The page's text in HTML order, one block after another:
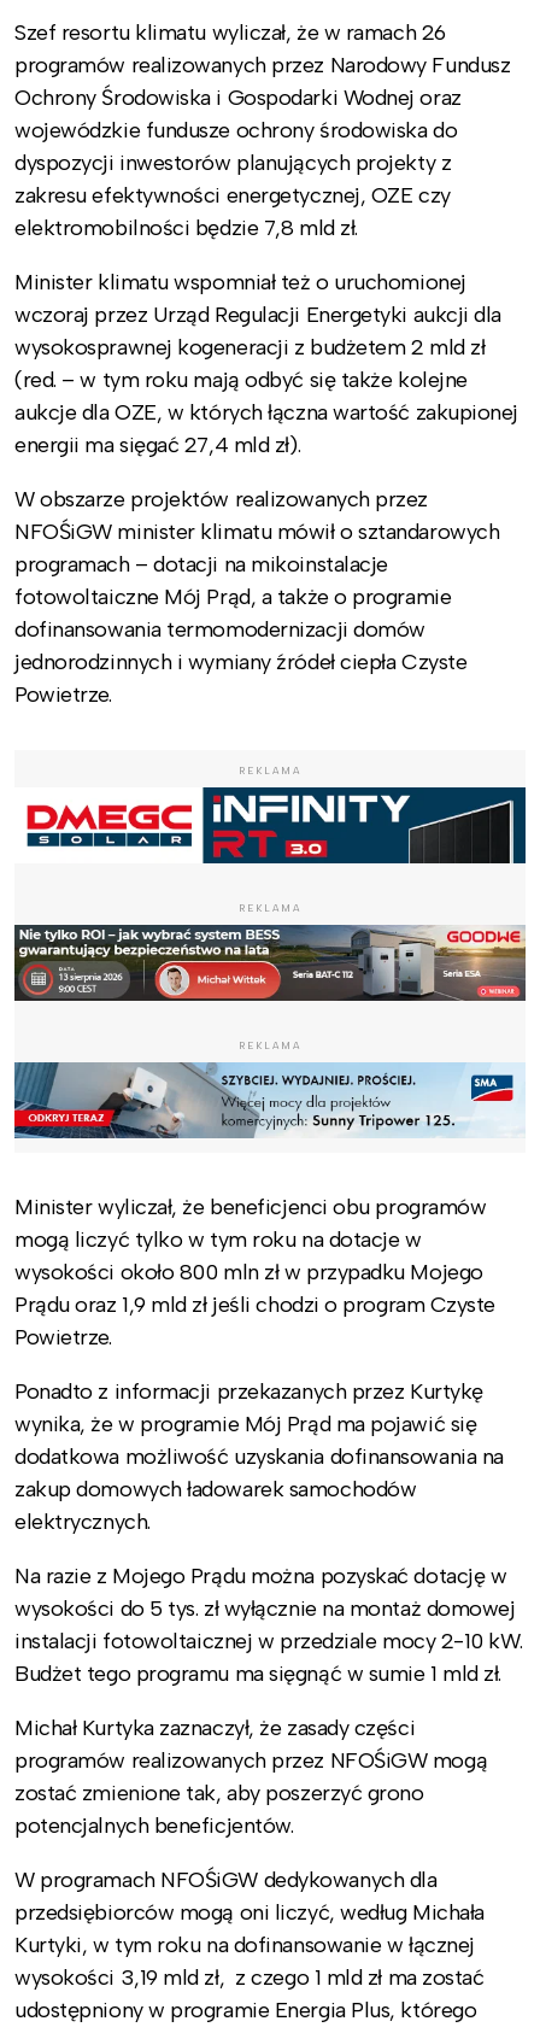
Szef resortu klimatu wyliczał, że w ramach 26
programów realizowanych przez Narodowy Fundusz
Ochrony Środowiska i Gospodarki Wodnej oraz
wojewódzkie fundusze ochrony środowiska do
dyspozycji inwestorów planujących projekty z
zakresu efektywności energetycznej, OZE czy
elektromobilności będzie 7,8 mld zł.
Minister klimatu wspomniał też o uruchomionej
wczoraj przez Urząd Regulacji Energetyki aukcji dla
wysokosprawnej kogeneracji z budżetem 2 mld zł
(red. – w tym roku mają odbyć się także kolejne
aukcje dla OZE, w których łączna wartość zakupionej
energii ma sięgać 27,4 mld zł).
W obszarze projektów realizowanych przez
NFOŚiGW minister klimatu mówił o sztandarowych
programach – dotacji na mikoinstalacje
fotowoltaiczne Mój Prąd, a także o programie
dofinansowania termomodernizacji domów
jednorodzinnych i wymiany źródeł ciepła Czyste
Powietrze.
REKLAMA
REKLAMA
REKLAMA
Minister wyliczał, że beneficjenci obu programów
mogą liczyć tylko w tym roku na dotacje w
wysokości około 800 mln zł w przypadku Mojego
Prądu oraz 1,9 mld zł jeśli chodzi o program Czyste
Powietrze.
Ponadto z informacji przekazanych przez Kurtykę
wynika, że w programie Mój Prąd ma pojawić się
dodatkowa możliwość uzyskania dofinansowania na
zakup domowych ładowarek samochodów
elektrycznych.
Na razie z Mojego Prądu można pozyskać dotację w
wysokości do 5 tys. zł wyłącznie na montaż domowej
instalacji fotowoltaicznej w przedziale mocy 2-10 kW.
Budżet tego programu ma sięgnąć w sumie 1 mld zł.
Michał Kurtyka zaznaczył, że zasady części
programów realizowanych przez NFOŚiGW mogą
zostać zmienione tak, aby poszerzyć grono
potencjalnych beneficjentów.
W programach NFOŚiGW dedykowanych dla
przedsiębiorców mogą oni liczyć, według Michała
Kurtyki, w tym roku na dofinansowanie w łącznej
wysokości 3,19 mld zł, z czego 1 mld zł ma zostać
udostępniony w programie Energia Plus, którego